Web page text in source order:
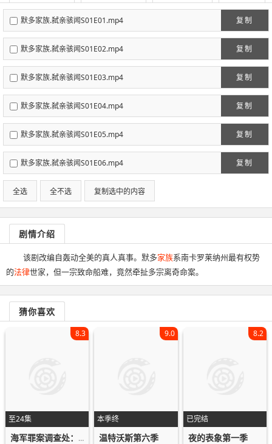
复制
默多家族.弑亲骇闻S01E01.mp4
复制
默多家族.弑亲骇闻S01E02.mp4
复制
默多家族.弑亲骇闻S01E03.mp4
复制
默多家族.弑亲骇闻S01E04.mp4
复制
默多家族.弑亲骇闻S01E05.mp4
复制
默多家族.弑亲骇闻S01E06.mp4
全选 全不选 复制选中的内容
剧情介绍
该剧改编自轰动全美的真人真事。默多家族系南卡罗莱纳州最有权势
的法律世家，但一宗致命船难，竟然牵扯多宗离奇命案。
猜你喜欢
至24集
8.3
海军罪案调查处：洛杉矶篇第二季
本季终
9.0
温特沃斯第六季
已完结
8.2
夜的表象第一季